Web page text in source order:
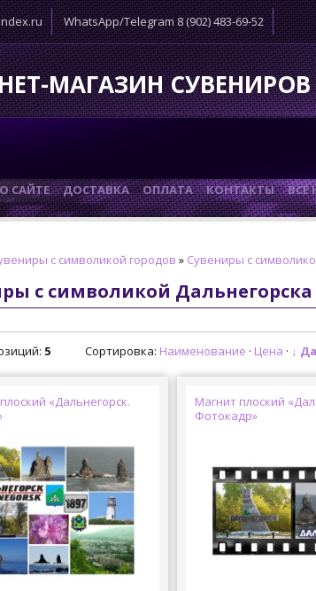
WhatsApp/Telegram 8 (902) 483-69-52
МАГАЗИН
САЙТЕ ДОСТАВКА ОПЛАТА КОНТАКТЫ ВСЕ
с символикой городов » Сувениры с
с символикой Дальнегорска
: 5 Сортировка: Наименование · Цена · ↓
«Дальнегорск.
Магнит плоский
Фотокадр»